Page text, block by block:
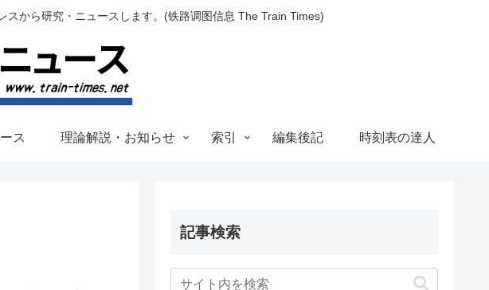
から研究・ニュースします。(铁路调图信息 The Train Times)
ス 理論解説・お知らせ 索引 編集後記 時刻表の達人
記事検索